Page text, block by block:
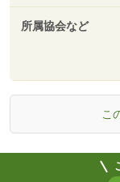
所属協会など
こ